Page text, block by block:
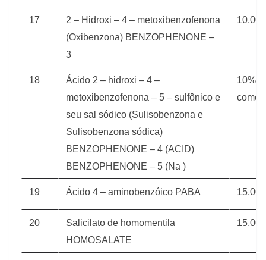
17
2 – Hidroxi – 4 – metoxibenzofenona
(Oxibenzona) BENZOPHENONE –
3
18
Ácido 2 – hidroxi – 4 –
metoxibenzofenona – 5 – sulfônico e
seu sal sódico (Sulisobenzona e
Sulisobenzona sódica)
BENZOPHENONE – 4 (ACID)
BENZOPHENONE – 5 (Na )
10%
como
19 Ácido 4 – aminobenzóico PABA
20
Salicilato de homomentila
HOMOSALATE